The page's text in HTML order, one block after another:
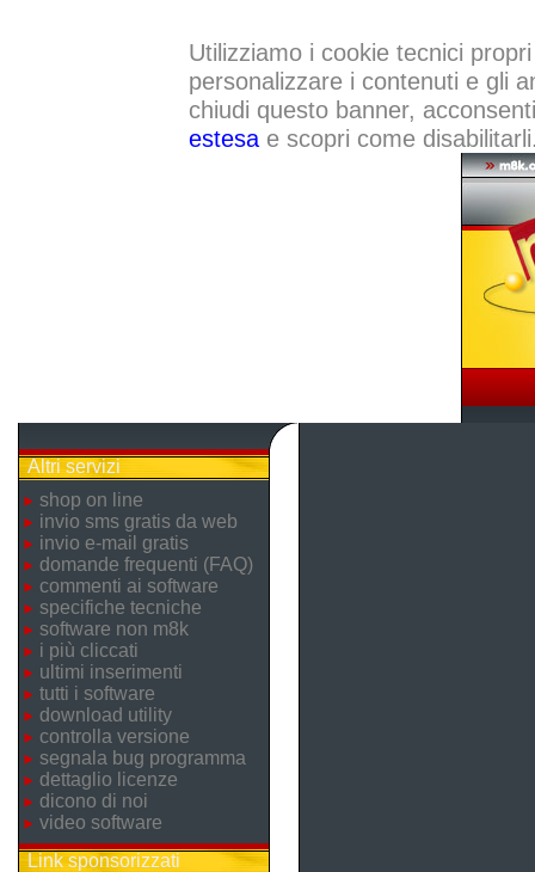
Utilizziamo i cookie tecnici
personalizzare i contenuti e gli
chiudi questo banner,
estesae scopri come
Altri servizi
shop on line
invio sms gratis da web
invio e-mail gratis
domande frequenti (FAQ)
commenti ai software
specifiche tecniche
software non m8k
i più cliccati
ultimi inserimenti
tutti i software
download utility
controlla versione
segnala bug programma
dettaglio licenze
dicono di noi
video software
Link sponsorizzati